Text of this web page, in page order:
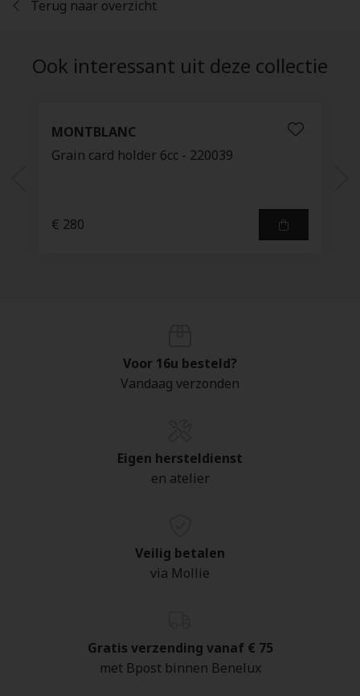
Terug naar overzicht
Ook interessant uit deze collectie
MONTBLANC
Grain card holder 6cc - 220039
€ 280
Voor 16u besteld?
Vandaag verzonden
Eigen hersteldienst
en atelier
Veilig betalen
via Mollie
Gratis verzending vanaf € 75
met Bpost binnen Benelux